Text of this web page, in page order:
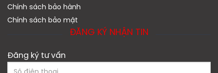
Chính sách bảo hành
Chính sách bảo mật
ĐĂNG KÝ NHẬN TIN
Đăng ký tư vấn